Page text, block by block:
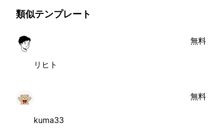
類似テンプレート
リヒト
無料
kuma33
無料